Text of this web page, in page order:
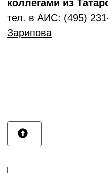
коллегами из
тел. в АИС: (495)
Зарипова